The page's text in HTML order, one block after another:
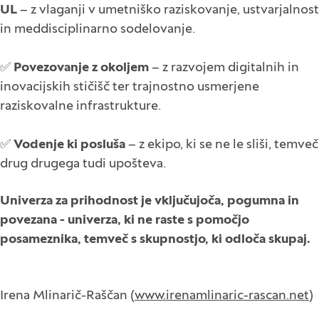
UL – z vlaganji v umetniško raziskovanje, ustvarjalnost
in meddisciplinarno sodelovanje.
✅ Povezovanje z okoljem – z razvojem digitalnih in
inovacijskih stičišč ter trajnostno usmerjene
raziskovalne infrastrukture.
✅ Vodenje ki posluša – z ekipo, ki se ne le sliši, temveč
drug drugega tudi upošteva.
Univerza za prihodnost je vključujoča, pogumna in
povezana - univerza, ki ne raste s pomočjo
posameznika, temveč s skupnostjo, ki odloča skupaj.
Irena Mlinarič-Raščan (www.irenamlinaric-rascan.net)